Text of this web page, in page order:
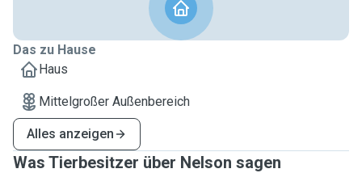
Das zu Hause
Haus
Mittelgroßer Außenbereich
Alles anzeigen
Was Tierbesitzer über Nelson sagen